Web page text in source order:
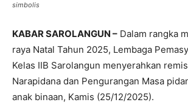
simbolis
KABAR SAROLANGUN – Dalam rangka
raya Natal Tahun 2025, Lembaga
Kelas IIB Sarolangun menyerahkan
Narapidana dan Pengurangan Masa
anak binaan, Kamis (25/12/2025).